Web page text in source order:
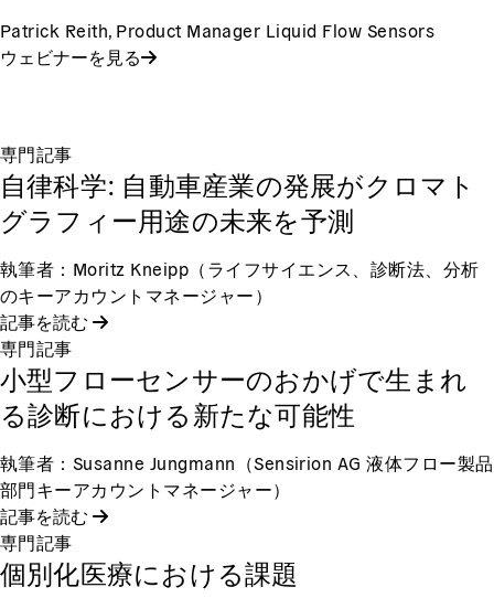
Patrick Reith, Product Manager Liquid Flow Sensors
ウェビナーを見る
専門記事
自律科学: 自動車産業の発展がクロマト
グラフィー用途の未来を予測
執筆者：Moritz Kneipp（ライフサイエンス、診断法、分析
のキーアカウントマネージャー）
記事を読む
専門記事
小型フローセンサーのおかげで生まれ
る診断における新たな可能性
執筆者：Susanne Jungmann（Sensirion AG 液体フロー製品
部門キーアカウントマネージャー）
記事を読む
専門記事
個別化医療における課題